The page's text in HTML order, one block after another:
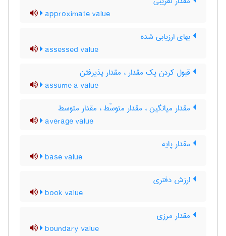
approximate value
بهای ارزیابی شده
assessed value
قبول کردن یک مقدار ، مقدار پذیرفتن
assume a value
مقدار میانگین ، مقدار متوسّط ، مقدار متوسط
average value
مقدار پایه
base value
ارزش دفتری
book value
مقدار مرزی
boundary value